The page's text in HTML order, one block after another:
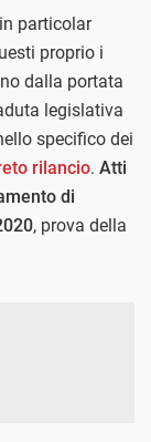
particolar
proprio i
dalla portata
legislativa
specifico dei
rilancio. Atti
di
, prova della